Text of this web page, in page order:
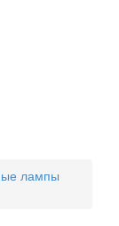
лампы